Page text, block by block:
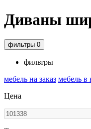
Диваны
фильтры 0
фильтры
мебель на заказ мебель в
Цена